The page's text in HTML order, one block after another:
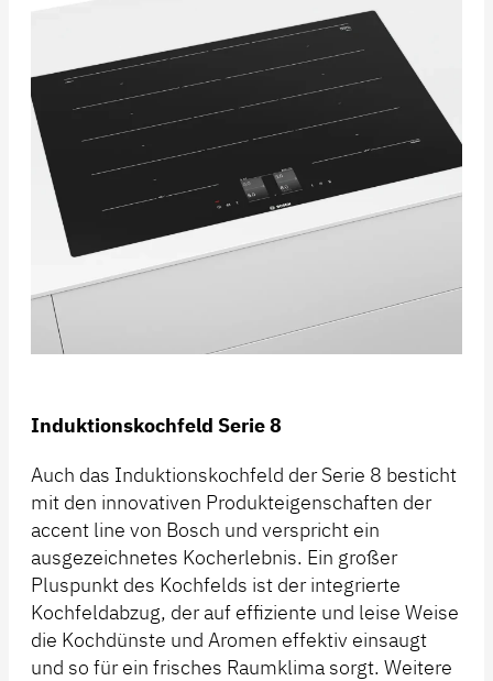
Induktionskochfeld Serie 8
Auch das Induktionskochfeld der Serie 8 besticht
mit den innovativen Produkteigenschaften der
accent line von Bosch und verspricht ein
ausgezeichnetes Kocherlebnis. Ein großer
Pluspunkt des Kochfelds ist der integrierte
Kochfeldabzug, der auf effiziente und leise Weise
die Kochdünste und Aromen effektiv einsaugt
und so für ein frisches Raumklima sorgt. Weitere